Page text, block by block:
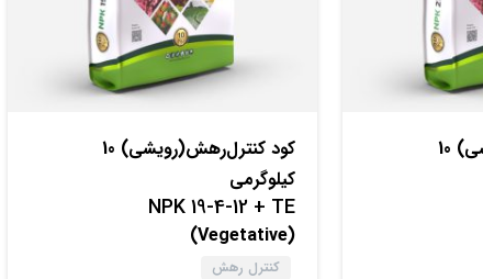
کود کنترل‌‌رهش(رویشی) 10
کود کنترل‌‌رهش(رویشی) 10
کیلوگرمی
NPK 19-4-12 + TE
(Vegetative)
کنترل رهش